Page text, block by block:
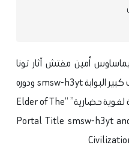
أمين مفتش آثار تونا
الجبل، رسالة ماجستير بعنوان: “لقب كبير البوابة smsw-h3yt ودوره
في الحضارة المصرية القديمة: دراسة لغوية حضارية” “Elder of The
Portal Title smsw-h3yt